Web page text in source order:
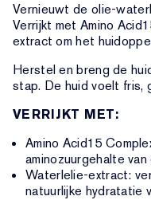
Vernieuwt de olie-
Verrijkt met Amino
extract om het
Herstel en breng de
stap. De huid voelt fris,
VERRIJKT MET:
Amino Acid15
aminozuurgehalte van
Waterlelie-extract:
natuurlijke hydratatie